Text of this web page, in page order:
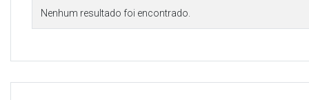
Nenhum resultado foi encontrado.